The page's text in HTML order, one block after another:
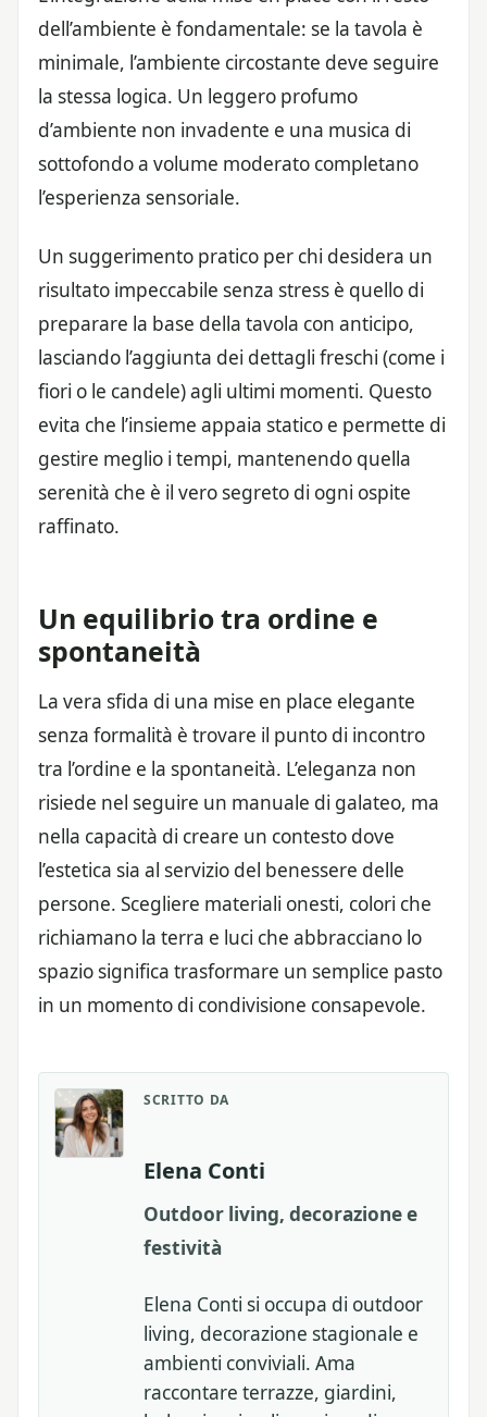
dell’ambiente è fondamentale: se la tavola è
minimale, l’ambiente circostante deve seguire
la stessa logica. Un leggero profumo
d’ambiente non invadente e una musica di
sottofondo a volume moderato completano
l’esperienza sensoriale.
Un suggerimento pratico per chi desidera un
risultato impeccabile senza stress è quello di
preparare la base della tavola con anticipo,
lasciando l’aggiunta dei dettagli freschi (come i
fiori o le candele) agli ultimi momenti. Questo
evita che l’insieme appaia statico e permette di
gestire meglio i tempi, mantenendo quella
serenità che è il vero segreto di ogni ospite
raffinato.
Un equilibrio tra ordine e
spontaneità
La vera sfida di una mise en place elegante
senza formalità è trovare il punto di incontro
tra l’ordine e la spontaneità. L’eleganza non
risiede nel seguire un manuale di galateo, ma
nella capacità di creare un contesto dove
l’estetica sia al servizio del benessere delle
persone. Scegliere materiali onesti, colori che
richiamano la terra e luci che abbracciano lo
spazio significa trasformare un semplice pasto
in un momento di condivisione consapevole.
SCRITTO DA
Elena Conti
Outdoor living, decorazione e
festività
Elena Conti si occupa di outdoor
living, decorazione stagionale e
ambienti conviviali. Ama
raccontare terrazze, giardini,